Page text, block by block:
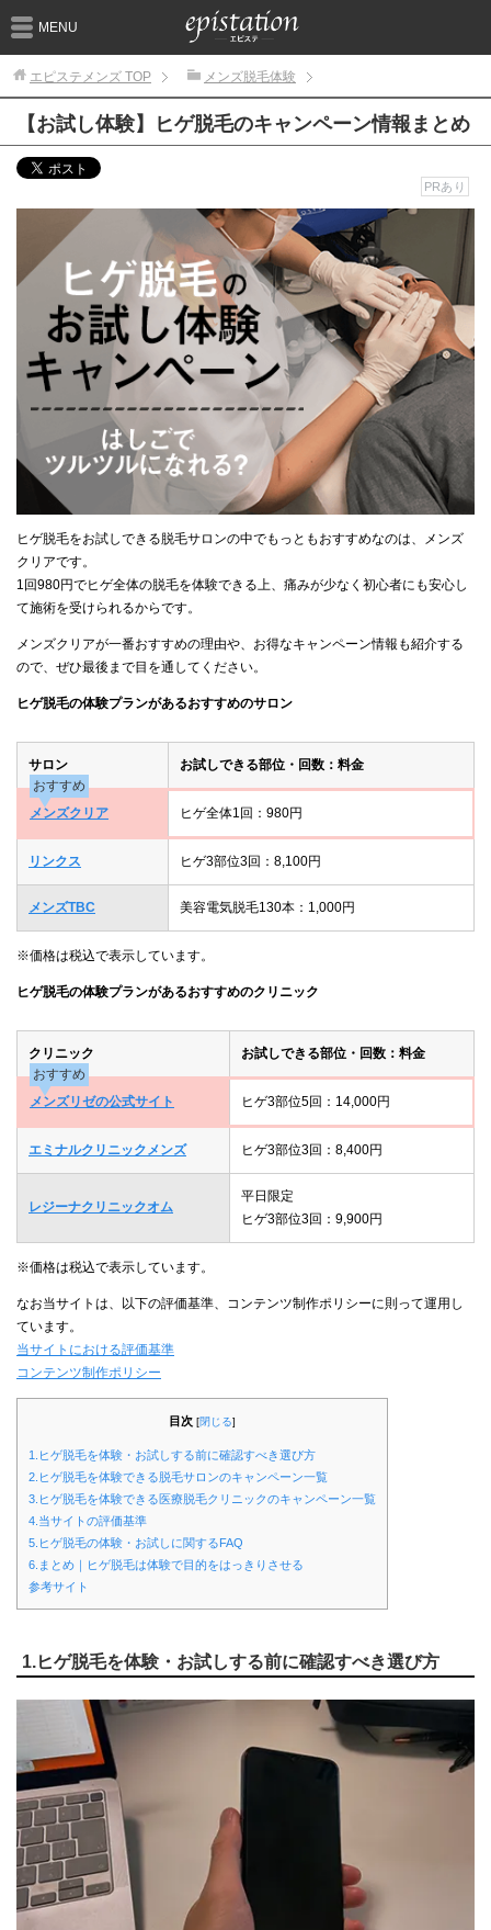
MENU
エピステメンズ TOP メンズ脱毛体験
【お試し体験】ヒゲ脱毛のキャンペーン情報まとめ
PRあり
ヒゲ脱毛をお試しできる脱毛サロンの中でもっともおすすめなのは、メンズ
クリアです。
1回980円でヒゲ全体の脱毛を体験できる上、痛みが少なく初心者にも安心し
て施術を受けられるからです。
メンズクリアが一番おすすめの理由や、お得なキャンペーン情報も紹介する
ので、ぜひ最後まで目を通してください。
ヒゲ脱毛の体験プランがあるおすすめのサロン
サロン
お試しできる部位・回数：料金
おすすめ
メンズクリア
ヒゲ全体1回：980円
リンクス ヒゲ3部位3回：8,100円
メンズTBC 美容電気脱毛130本：1,000円
※価格は税込で表示しています。
ヒゲ脱毛の体験プランがあるおすすめのクリニック
クリニック
お試しできる部位・回数：料金
おすすめ
メンズリゼの公式サイト
ヒゲ3部位5回：14,000円
エミナルクリニックメンズ ヒゲ3部位3回：8,400円
レジーナクリニックオム
平日限定
ヒゲ3部位3回：9,900円
※価格は税込で表示しています。
なお当サイトは、以下の評価基準、コンテンツ制作ポリシーに則って運用し
ています。
当サイトにおける評価基準
コンテンツ制作ポリシー
目次 [閉じる]
1.ヒゲ脱毛を体験・お試しする前に確認すべき選び方
2.ヒゲ脱毛を体験できる脱毛サロンのキャンペーン一覧
3.ヒゲ脱毛を体験できる医療脱毛クリニックのキャンペーン一覧
4.当サイトの評価基準
5.ヒゲ脱毛の体験・お試しに関するFAQ
6.まとめ｜ヒゲ脱毛は体験で目的をはっきりさせる
参考サイト
1.ヒゲ脱毛を体験・お試しする前に確認すべき選び方